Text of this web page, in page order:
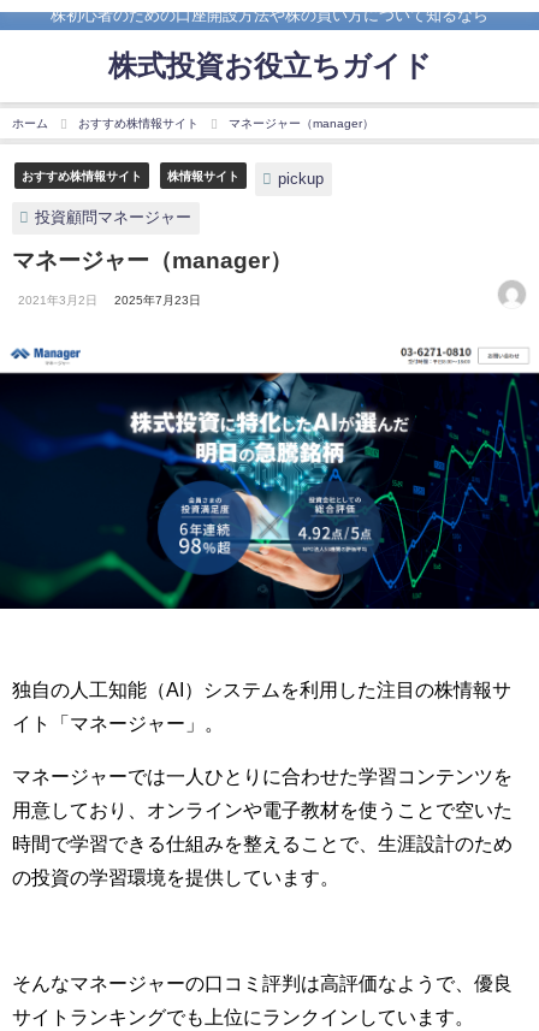
株初心者のための口座開設方法や株の買い方について知るなら
株式投資お役立ちガイド
ホーム おすすめ株情報サイト マネージャー（manager）
おすすめ株情報サイト 株情報サイト pickup
投資顧問マネージャー
マネージャー（manager）
2021年3月2日 2025年7月23日
独自の人工知能（AI）システムを利用した注目の株情報サ
イト「マネージャー」。
マネージャーでは一人ひとりに合わせた学習コンテンツを
用意しており、 オンラインや電子教材を使うことで空いた
時間で学習できる仕組みを整えることで、生涯設計のため
の投資の学習環境を提供しています。
そんなマネージャーの口コミ評判は高評価なようで、優良
サイトランキングでも上位にランクインしています。